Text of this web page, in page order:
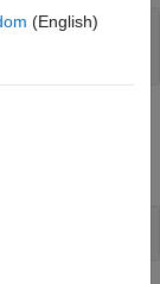
(English)